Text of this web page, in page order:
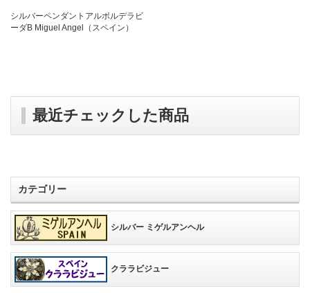
シルバーペンダントアルボルデラビ
ーダB Miguel Angel（スペイン）
最近チェックした商品
カテゴリー
シルバー ミゲルアンヘル
クララビジュー